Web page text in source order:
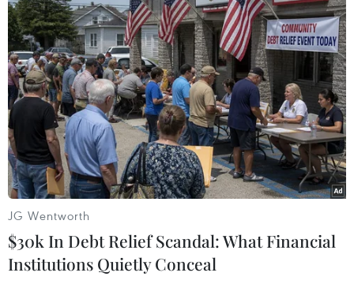
Trước đó, Triều Tiên đã liên tiếp đe dọa triển khai
các hành động quân sự để đáp trả hành vi rải
truyền đơn của các tổ chức dân sự Hàn Quốc sang
nước này.
JG Wentworth
$30k In Debt Relief Scandal: What Financial
Institutions Quietly Conceal